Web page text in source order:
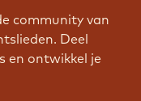
community van
Deel
en ontwikkel je